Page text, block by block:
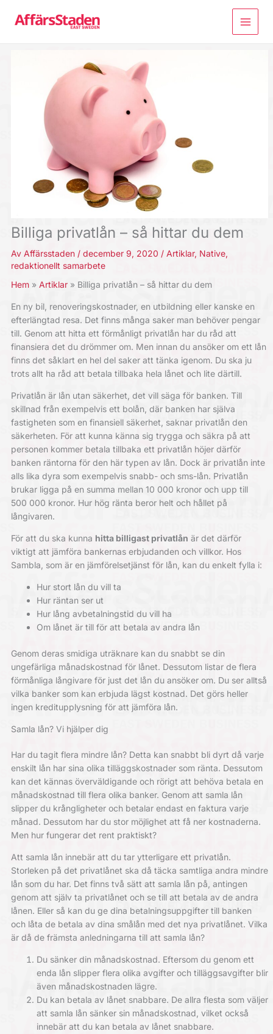
Billiga privatlån – så hittar du dem
Av Affärsstaden / december 9, 2020 / Artiklar, Native,
redaktionellt samarbete
Hem
Artiklar Billiga privatlån – så hittar du dem
En ny bil, renoveringskostnader, en utbildning eller kanske en
efterlängtad resa. Det finns många saker man behöver pengar
till. Genom att hitta ett förmånligt privatlån har du råd att
finansiera det du drömmer om. Men innan du ansöker om ett lån
finns det såklart en hel del saker att tänka igenom. Du ska ju
trots allt ha råd att betala tillbaka hela lånet och lite därtill.
Privatlån är lån utan säkerhet, det vill säga för banken. Till
skillnad från exempelvis ett bolån, där banken har själva
fastigheten som en finansiell säkerhet, saknar privatlån den
säkerheten. För att kunna känna sig trygga och säkra på att
personen kommer betala tillbaka ett privatlån höjer därför
banken räntorna för den här typen av lån. Dock är privatlån inte
alls lika dyra som exempelvis snabb- och sms-lån. Privatlån
brukar ligga på en summa mellan 10 000 kronor och upp till
500 000 kronor. Hur hög ränta beror helt och hållet på
långivaren.
För att du ska kunna hitta billigast privatlån är det därför
viktigt att jämföra bankernas erbjudanden och villkor. Hos
Sambla, som är en jämförelsetjänst för lån, kan du enkelt fylla i:
Hur stort lån du vill ta
Hur räntan ser ut
Hur lång avbetalningstid du vill ha
Om lånet är till för att betala av andra lån
Genom deras smidiga uträknare kan du snabbt se din
ungefärliga månadskostnad för lånet. Dessutom listar de flera
förmånliga långivare för just det lån du ansöker om. Du ser alltså
vilka banker som kan erbjuda lägst kostnad. Det görs heller
ingen kreditupplysning för att jämföra lån.
Samla lån? Vi hjälper dig
Har du tagit flera mindre lån? Detta kan snabbt bli dyrt då varje
enskilt lån har sina olika tilläggskostnader som ränta. Dessutom
kan det kännas överväldigande och rörigt att behöva betala en
månadskostnad till flera olika banker. Genom att samla lån
slipper du krångligheter och betalar endast en faktura varje
månad. Dessutom har du stor möjlighet att få ner kostnaderna.
Men hur fungerar det rent praktiskt?
Att samla lån innebär att du tar ytterligare ett privatlån.
Storleken på det privatlånet ska då täcka samtliga andra mindre
lån som du har. Det finns två sätt att samla lån på, antingen
genom att själv ta privatlånet och se till att betala av de andra
lånen. Eller så kan du ge dina betalningsuppgifter till banken
och låta de betala av dina smålån med det nya privatlånet. Vilka
är då de främsta anledningarna till att samla lån?
Du sänker din månadskostnad. Eftersom du genom ett
enda lån slipper flera olika avgifter och tilläggsavgifter blir
även månadskostnaden lägre.
Du kan betala av lånet snabbare. De allra flesta som väljer
att samla lån sänker sin månadskostnad, vilket också
innebär att du kan betala av lånet snabbare.